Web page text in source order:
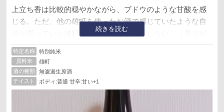
続きを読む
上立ち香は比較的穏やかながら、ブドウのような甘酸を感
じる。ただ、他の雄町を使ったお酒で感じていたような自
分が思っていた雄町らしい香りはほぼ感じない。（香りが
控えめになりやすい雄町らしさの一端）
含むと心地よいガス感と、甘旨みが口いっぱいに広がる。
その後には酸味と雄町らしい苦みが出てきて、飲み込んだ
あとはスッキリと切れていく。
特定名称
特別純米
原料米
雄町
酒の種類
無濾過生原酒
テイスト
ボディ:普通 甘辛:甘い+1